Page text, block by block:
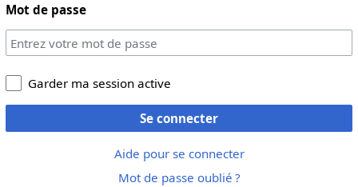
Mot de passe
Garder ma session active
Se connecter
Aide pour se connecter
Mot de passe oublié ?